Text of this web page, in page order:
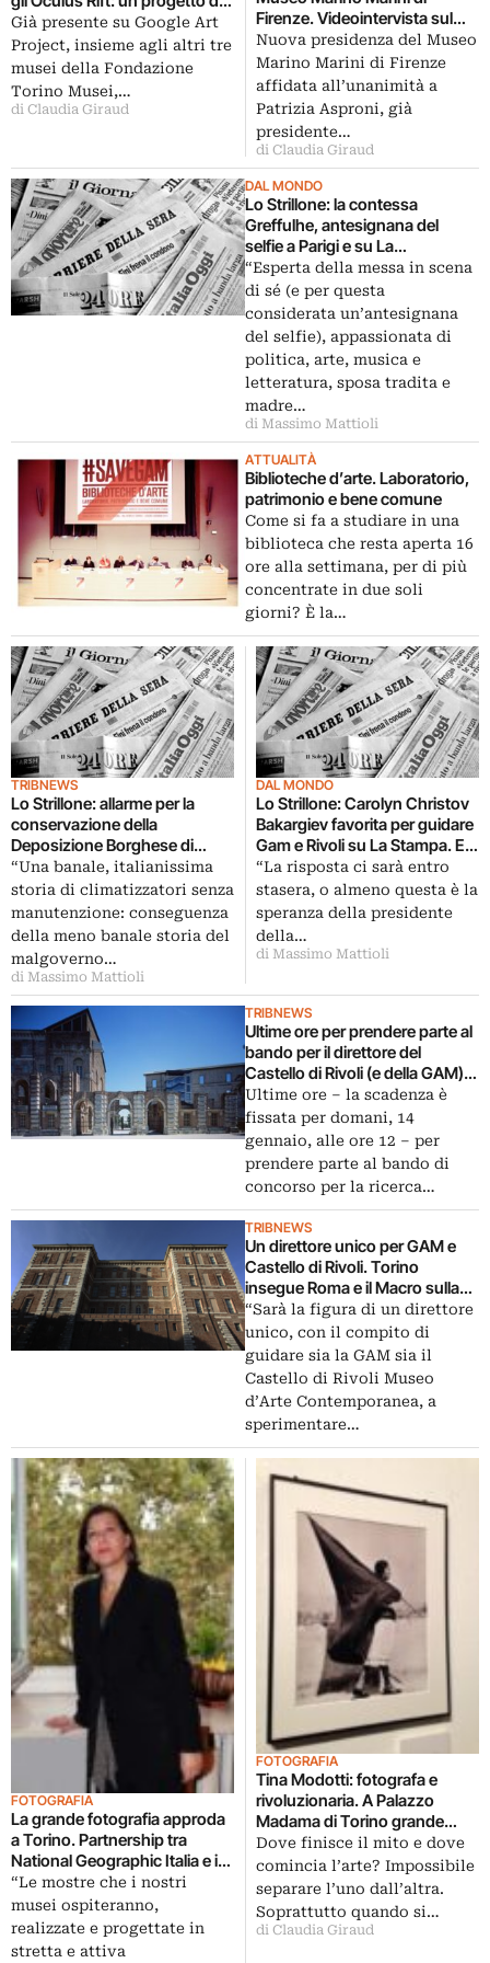
realtà virtuale che continuerà
al Borgo Medievale e alla GAM
Già presente su Google Art
Project, insieme agli altri tre
musei della Fondazione
Torino Musei,…
di Claudia Giraud
Firenze. Videointervista sul
nuovo incarico che affianca
quello alla Fondazione Torino
Musei
Nuova presidenza del Museo
Marino Marini di Firenze
affidata all’unanimità a
Patrizia Asproni, già
presidente…
di Claudia Giraud
DAL MONDO
Lo Strillone: la contessa
Greffulhe, antesignana del
selfie a Parigi e su La
Repubblica. E poi Touraine
secondo Gregotti, i conti della
Fondazione Torino Musei
“Esperta della messa in scena
di sé (e per questa
considerata un’antesignana
del selfie), appassionata di
politica, arte, musica e
letteratura, sposa tradita e
madre…
di Massimo Mattioli
ATTUALITÀ
Biblioteche d’arte. Laboratorio,
patrimonio e bene comune
Come si fa a studiare in una
biblioteca che resta aperta 16
ore alla settimana, per di più
concentrate in due soli
giorni? È la…
TRIBNEWS
Lo Strillone: allarme per la
conservazione della
Deposizione Borghese di
Raffaello su La Repubblica. E
poi Carolyn Christov-
Bakargiev, Accademia della
Crusca, Renato Guttuso
“Una banale, italianissima
storia di climatizzatori senza
manutenzione: conseguenza
della meno banale storia del
malgoverno…
di Massimo Mattioli
DAL MONDO
Lo Strillone: Carolyn Christov
Bakargiev favorita per guidare
Gam e Rivoli su La Stampa. E
poi gli italiani e i libri, Philippe
de Montebello in cattedra…
“La risposta ci sarà entro
stasera, o almeno questa è la
speranza della presidente
della…
di Massimo Mattioli
TRIBNEWS
Ultime ore per prendere parte al
bando per il direttore del
Castello di Rivoli (e della GAM).
Intanto la Fondazione Torino
Musei festeggia un 2014 da
record: presenze in crescita del
42 per cento
Ultime ore – la scadenza è
fissata per domani, 14
gennaio, alle ore 12 – per
prendere parte al bando di
concorso per la ricerca…
TRIBNEWS
Un direttore unico per GAM e
Castello di Rivoli. Torino
insegue Roma e il Macro sulla
via della direzione unitaria?
Intanto di Superfondazione
ancora non si parla
“Sarà la figura di un direttore
unico, con il compito di
guidare sia la GAM sia il
Castello di Rivoli Museo
d’Arte Contemporanea, a
sperimentare…
FOTOGRAFIA
La grande fotografia approda
a Torino. Partnership tra
National Geographic Italia e i
musei torinesi. Il marchio del
reportage d’autore produrrà le
loro mostre
“Le mostre che i nostri
musei ospiteranno,
realizzate e progettate in
stretta e attiva
FOTOGRAFIA
Tina Modotti: fotografa e
rivoluzionaria. A Palazzo
Madama di Torino grande
retrospettiva dell’amica di
Diego Rivera e Frida Kahlo,
ecco le immagini
Dove finisce il mito e dove
comincia l’arte? Impossibile
separare l’uno dall’altra.
Soprattutto quando si…
di Claudia Giraud